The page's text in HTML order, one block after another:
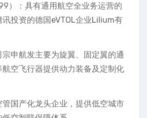
）：具有通用航空全业务运营的
投资的德国eVTOL企业Lilium有
申航发主要为旋翼、固定翼的通
空飞行器提供动力装备及定制化
国产化龙头企业，提供低空城市